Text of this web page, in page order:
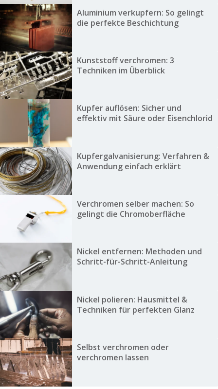
Aluminium verkupfern: So gelingt
die perfekte Beschichtung
Kunststoff verchromen: 3
Techniken im Überblick
Kupfer auflösen: Sicher und
effektiv mit Säure oder Eisenchlorid
Kupfergalvanisierung: Verfahren &
Anwendung einfach erklärt
Verchromen selber machen: So
gelingt die Chromoberfläche
Nickel entfernen: Methoden und
Schritt-für-Schritt-Anleitung
Nickel polieren: Hausmittel &
Techniken für perfekten Glanz
Selbst verchromen oder
verchromen lassen